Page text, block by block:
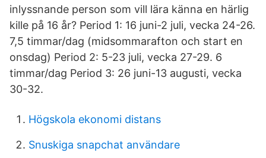
inlyssnande person som vill lära känna en härlig
kille på 16 år? Period 1: 16 juni-2 juli, vecka 24-26.
7,5 timmar/dag (midsommarafton och start en
onsdag) Period 2: 5-23 juli, vecka 27-29. 6
timmar/dag Period 3: 26 juni-13 augusti, vecka
30-32.
Högskola ekonomi distans
Snuskiga snapchat användare